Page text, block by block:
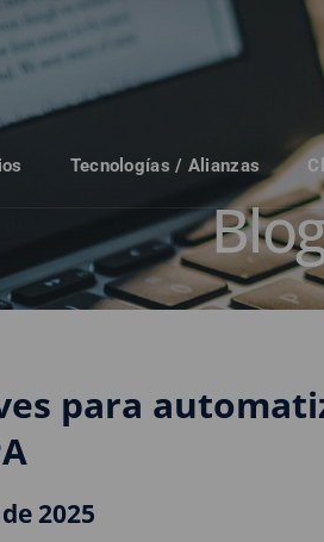
Tecnologías / Alianzas
para
2025